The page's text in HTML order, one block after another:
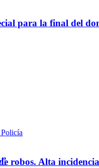
para la final del
robos. Alta